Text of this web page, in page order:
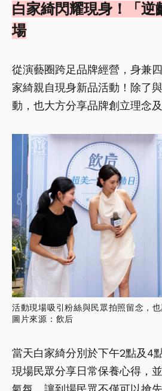
白家綺閃耀現身！「逆
場
從演藝圈跨足品牌經營，身兼
家綺親自現身新品活動！除了
動，也大方分享品牌創立理念
活動現場吸引粉絲與民眾拍照留念，也
圖片來源：飲后
當天白家綺分別於下午2點及4
現場民眾分享日常保養心得，